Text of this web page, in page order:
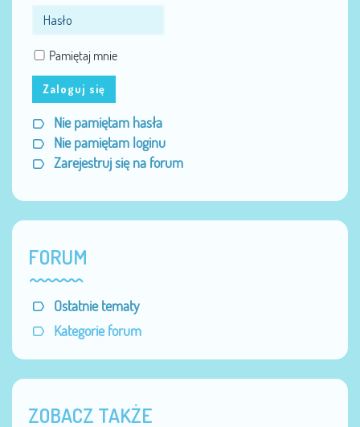
Pamiętaj mnie
Zaloguj się
Nie pamiętam hasła
Nie pamiętam loginu
Zarejestruj się na forum
FORUM
Ostatnie tematy
Kategorie forum
ZOBACZ TAKŻE